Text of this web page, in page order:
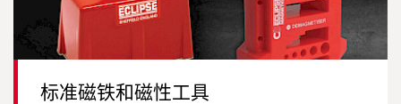
标准磁铁和磁性工具